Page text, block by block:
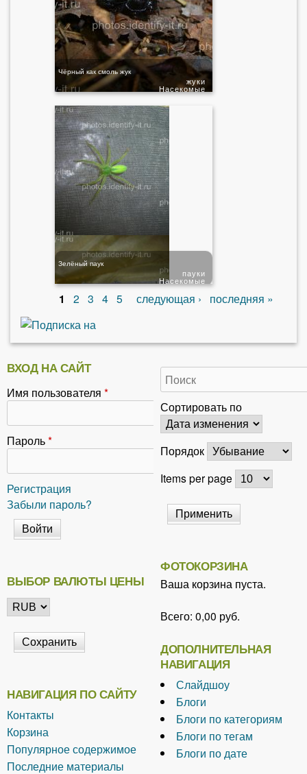
Чёрный как смоль жук
Насекомые
жуки
Зелёный паук
Насекомые
пауки
1 2 3 4 5 следующая › последняя »
ВХОД НА САЙТ
Имя пользователя *
Пароль*
Регистрация
Забыли пароль?
ВЫБОР ВАЛЮТЫ ЦЕНЫ
НАВИГАЦИЯ ПО САЙТУ
Контакты
Корзина
Популярное содержимое
Последние материалы
Сортировать по
Порядок
Items per page
ФОТОКОРЗИНА
Ваша корзина пуста.
Всего: 0,00 руб.
ДОПОЛНИТЕЛЬНАЯ
НАВИГАЦИЯ
Слайдшоу
Блоги
Блоги по категориям
Блоги по тегам
Блоги по дате